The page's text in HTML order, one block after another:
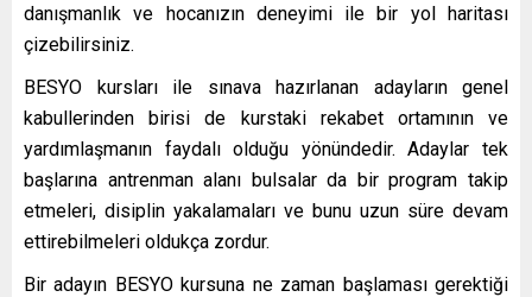
danışmanlık ve hocanızın deneyimi ile bir yol haritası
çizebilirsiniz.
BESYO kursları ile sınava hazırlanan adayların genel
kabullerinden birisi de kurstaki rekabet ortamının ve
yardımlaşmanın faydalı olduğu yönündedir. Adaylar tek
başlarına antrenman alanı bulsalar da bir program takip
etmeleri, disiplin yakalamaları ve bunu uzun süre devam
ettirebilmeleri oldukça zordur.
Bir adayın BESYO kursuna ne zaman başlaması gerektiği